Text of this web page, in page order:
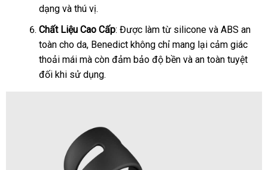
dạng Mỹ
và thú vị.
Chất Liệu Cao Cấp: Được làm từ silicone báo
giá
và ABS an
toàn cho dathanh
lý
, Benedict không chỉ mang lại cảm giác
thoải mái đăng
ký
mà còn đảm bảo độ bền phân
và an toàn Nhật
tuyệt
đối khi sử dụng.